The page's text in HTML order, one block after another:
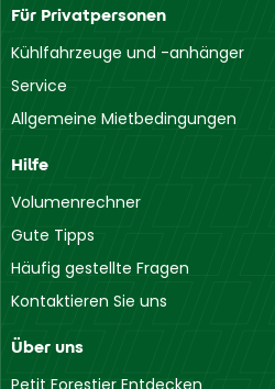
Für Privatpersonen
Kühlfahrzeuge und -anhänger
Service
Allgemeine Mietbedingungen
Hilfe
Volumenrechner
Gute Tipps
Häufig gestellte Fragen
Kontaktieren Sie uns
Über uns